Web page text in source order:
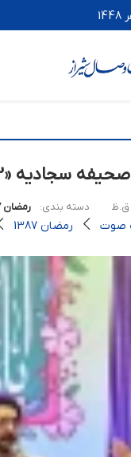
«2» [رمضان87]
دسته بندی: رمضان 1387
صوت رمضان 1387